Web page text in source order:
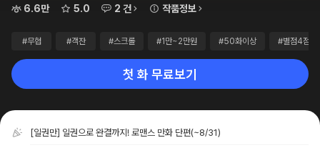
6.6만
5.0 2 건 작품정보
#무협 #객잔 #스크롤 #1만~2만원 #50화이상 #별점4점이
첫 화 무료보기
[일권만] 일권으로 완결까지! 로맨스 만화 단편(~8/31)